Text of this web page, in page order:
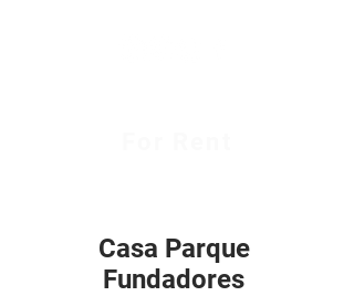
Casa Parque
Fundadores